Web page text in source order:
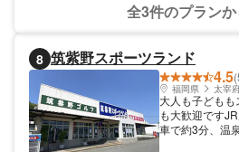
全3件のプラン
8 筑紫野スポーツランド
4.5
福岡県 太宰
大人も子ども
も大歓迎です
車で約3分、温